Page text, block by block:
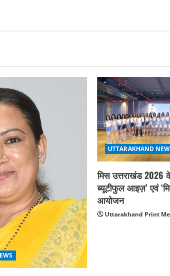
UTTARAKHAND
मिस उत्तराखंड 2026
ब्यूटीफुल आइज़’ एवं
आयोजन
Uttarakhand Print